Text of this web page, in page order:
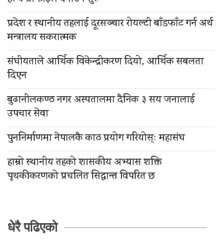
प्रदेश र स्थानीय तहलाई दूरसञ्चार रोयल्टी बाँडफाँट गर्न अर्थ
मन्त्रालय सकरात्मक
संघीयताले आर्थिक विकेन्द्रीकरण दियो, आर्थिक सबलता
दिएन
बुढानीलकण्ठ नगर अस्पतालमा दैनिक ३ सय जनालाई
उपचार सेवा
पुननिर्माणमा नेपालकै काठ प्रयोग गरियोस्ः महासंघ
हाम्रो स्थानीय तहको शासकीय अभ्यास शक्ति
पृथकीकरणको प्रचलित सिद्धान्त विपरित छ
धेरै पढिएको